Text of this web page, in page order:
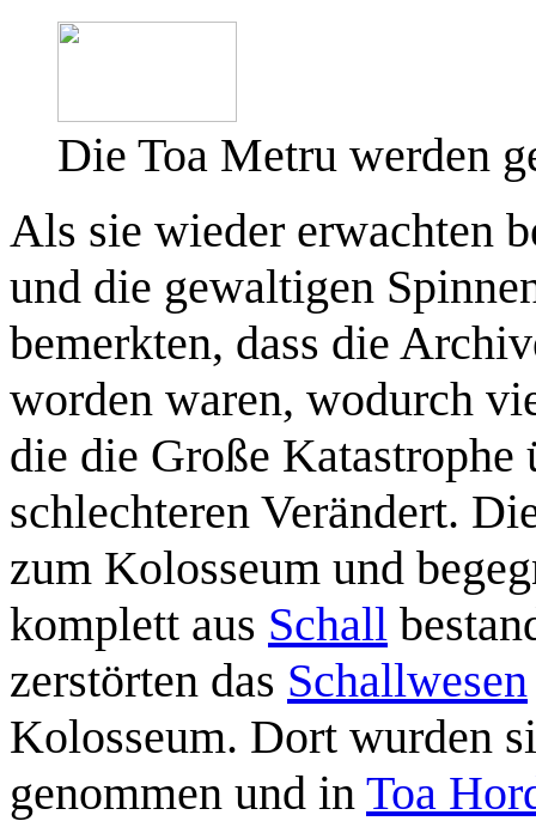
Die Toa Metru werden
Als sie wieder erwachten
und die gewaltigen
bemerkten, dass die
worden waren, wodurch
die die Große Katastrophe
schlechteren Verändert.
zum Kolosseum und
komplett aus Schall
zerstörten das Schallwesen
Kolosseum. Dort wurden
genommen und in Toa